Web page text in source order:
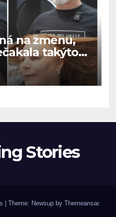
na zmenu,
takýto
Stories
| Theme: Newsup by Themeansar.